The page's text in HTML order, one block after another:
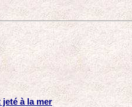
à la mer